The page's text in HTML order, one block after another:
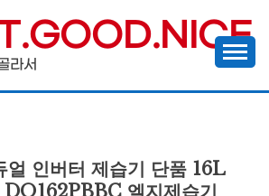
라서
인버터 제습기 단품 16L
엘지제습기